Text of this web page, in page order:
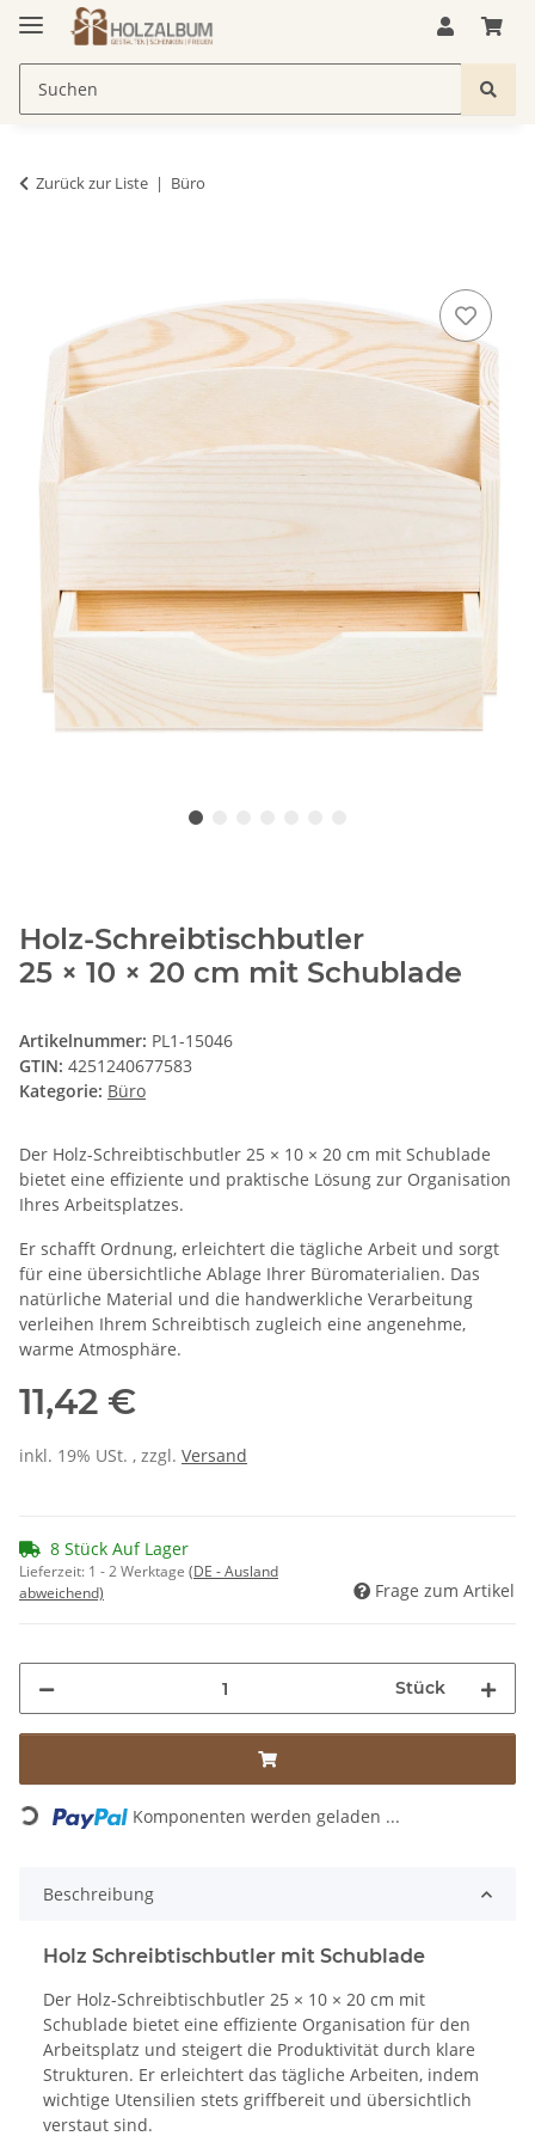
Zurück zur Liste Büro
Holz-Schreibtischbutler
25 × 10 × 20 cm mit Schublade
Artikelnummer: PL1-15046
GTIN: 4251240677583
Kategorie: Büro
Der Holz-Schreibtischbutler 25 × 10 × 20 cm mit Schublade
bietet eine effiziente und praktische Lösung zur Organisation
Ihres Arbeitsplatzes.
Er schafft Ordnung, erleichtert die tägliche Arbeit und sorgt
für eine übersichtliche Ablage Ihrer Büromaterialien. Das
natürliche Material und die handwerkliche Verarbeitung
verleihen Ihrem Schreibtisch zugleich eine angenehme,
warme Atmosphäre.
11,42 €
inkl. 19% USt. , zzgl. Versand
8 Stück Auf Lager
Lieferzeit: 1 - 2 Werktage (DE - Ausland
abweichend)
Frage zum Artikel
Stück
Loading... Komponenten werden geladen ...
Beschreibung
Holz Schreibtischbutler mit Schublade
Der Holz-Schreibtischbutler 25 × 10 × 20 cm mit
Schublade bietet eine effiziente Organisation für den
Arbeitsplatz und steigert die Produktivität durch klare
Strukturen. Er erleichtert das tägliche Arbeiten, indem
wichtige Utensilien stets griffbereit und übersichtlich
verstaut sind.